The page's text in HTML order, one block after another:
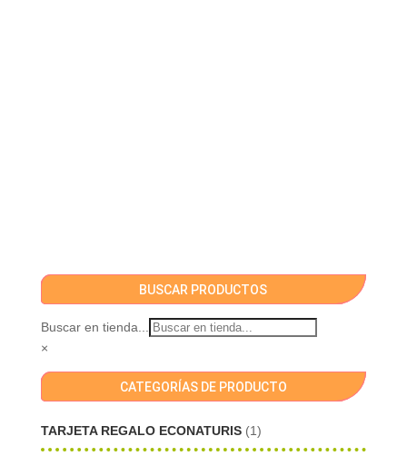
BUSCAR PRODUCTOS
Buscar en tienda...
×
CATEGORÍAS DE PRODUCTO
TARJETA REGALO ECONATURIS (1)